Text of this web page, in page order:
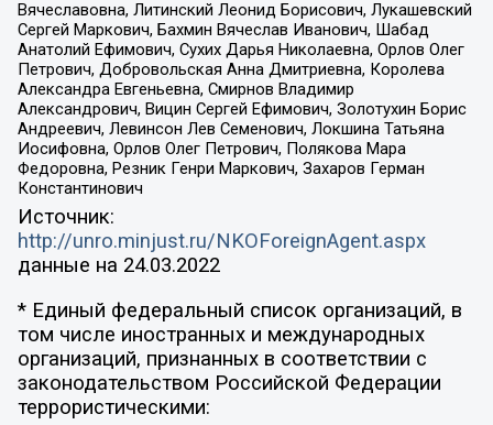
Вячеславовна, Литинский Леонид Борисович, Лукашевский
Сергей Маркович, Бахмин Вячеслав Иванович, Шабад
Анатолий Ефимович, Сухих Дарья Николаевна, Орлов Олег
Петрович, Добровольская Анна Дмитриевна, Королева
Александра Евгеньевна, Смирнов Владимир
Александрович, Вицин Сергей Ефимович, Золотухин Борис
Андреевич, Левинсон Лев Семенович, Локшина Татьяна
Иосифовна, Орлов Олег Петрович, Полякова Мара
Федоровна, Резник Генри Маркович, Захаров Герман
Константинович
Источник:
http://unro.minjust.ru/NKOForeignAgent.aspx
данные на 24.03.2022
* Единый федеральный список организаций, в
том числе иностранных и международных
организаций, признанных в соответствии с
законодательством Российской Федерации
террористическими: